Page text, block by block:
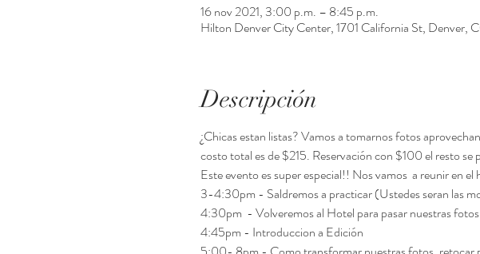
16 nov 2021, 3:00 p.m. – 8:45 p.m.
Hilton Denver City Center, 1701 California St, Denver,
Descripción
¿Chicas estan listas? Vamos a tomarnos fotos
costo total es de $215. Reservación con $100 el resto se
Este evento es super especial!! Nos vamos  a reunir en
3-4:30pm - Saldremos a practicar (Ustedes seran las
4:30pm  - Volveremos al Hotel para pasar nuestras
4:45pm - Introduccion a Edición